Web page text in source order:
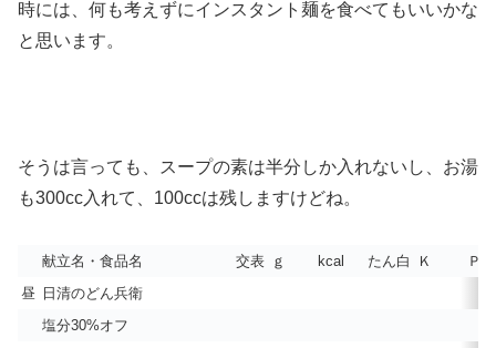
時には、何も考えずにインスタント麺を食べてもいいかな
と思います。
そうは言っても、スープの素は半分しか入れないし、お湯
も300cc入れて、100ccは残しますけどね。
献立名・食品名 交表 ｇ kcal たん白 Ｋ
Ｐ
昼 日清のどん兵衛
塩分30%オフ